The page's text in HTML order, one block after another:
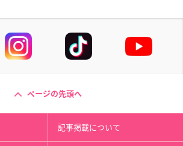
ページの先頭へ
記事掲載について